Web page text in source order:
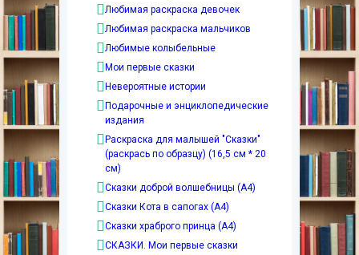
Любимая раскраска девочек
Любимая раскраска мальчиков
Любимые колыбельные
Мои первые сказки
Невероятные истории
Подарочные и энциклопедические
издания
Раскраска для малышей "Сказки"
(раскрась по образцу) (16,5 см * 20
см)
Сказки доброй волшебницы (А4)
Сказки Кота в сапогах (А4)
Сказки храброго принца (А4)
СКАЗКИ. Мои первые сказки